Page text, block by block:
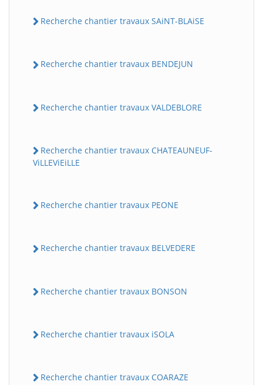
Recherche chantier travaux SAiNT-BLAiSE
Recherche chantier travaux BENDEJUN
Recherche chantier travaux VALDEBLORE
Recherche chantier travaux CHATEAUNEUF-
ViLLEViEiLLE
Recherche chantier travaux PEONE
Recherche chantier travaux BELVEDERE
Recherche chantier travaux BONSON
Recherche chantier travaux iSOLA
Recherche chantier travaux COARAZE